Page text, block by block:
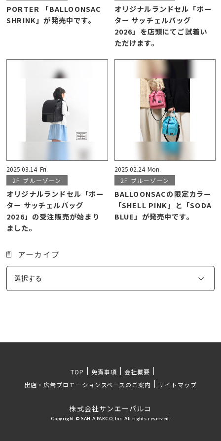
PORTER 「BALLOONSAC
SHRINK」が発売中です。
オリジナルランドセル「ポー
ター サッチェルバッグ
2026」を店頭にてご試着い
ただけます。
2025.03.14 Fri.
2F ブルーゾーン
オリジナルランドセル「ポー
ター サッチェルバッグ
2026」の受注販売が始まり
ました。
2025.02.24 Mon.
2F ブルーゾーン
BALLOONSACの限定カラー
「SHELL PINK」と「SODA
BLUE」が発売中です。
アーカイブ
TOP 免責事項
会社概要
出店・広告プロモーションスペースのご案内
サイトマップ
株式会社サンエーパルコ
Copyright © SAN-A PARCO, Inc. All rights reserved.